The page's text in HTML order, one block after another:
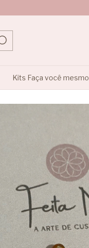
Kits Faça você mesmo